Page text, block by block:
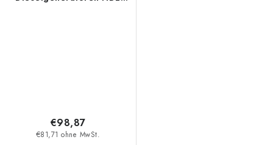
€81,71 ohne MwSt.
€98,87